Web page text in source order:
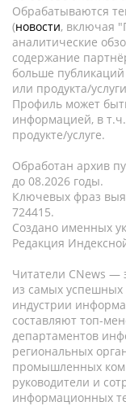
Обрабатываются
(новости, включая
аналитические
содержание
больше
или продукта/
Профиль может
информацией, в
продукте/услуге.
Обработан архив
до 08.2026 годы.
Ключевых фраз
724415.
Создано именных
Редакция
Читатели CNews —
из самых успешных
индустрии
составляют топ-
департаментов
региональных
промышленных
руководители и
информационных